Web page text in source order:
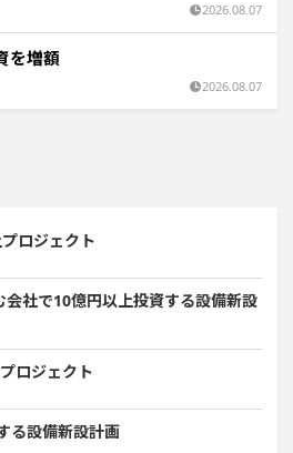
2026.08.07
を増額
2026.08.07
ロジェクト
会社で10億円以上投資する設備新設
ロジェクト
る設備新設計画